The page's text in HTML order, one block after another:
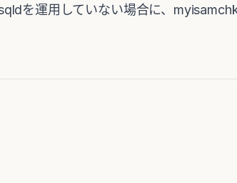
を運用していない場合に、